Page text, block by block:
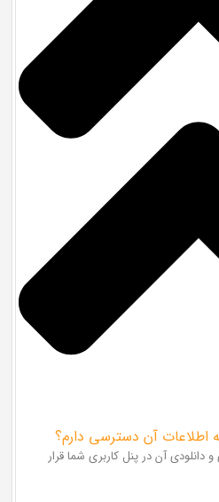
اطلاعات آن دسترسی دارم؟
آن در پنل کاربری شما قرار